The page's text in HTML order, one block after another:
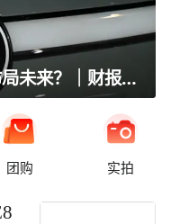
利润腰斩之后，大众如何布局未来？｜财报全视角
团购 实拍